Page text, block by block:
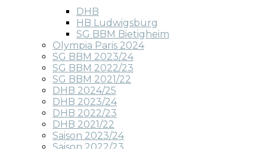
DHB
HB Ludwigsburg
SG BBM Bietigheim
Olympia Paris 2024
SG BBM 2023/24
SG BBM 2022/23
SG BBM 2021/22
DHB 2024/25
DHB 2023/24
DHB 2022/23
DHB 2021/22
Saison 2023/24